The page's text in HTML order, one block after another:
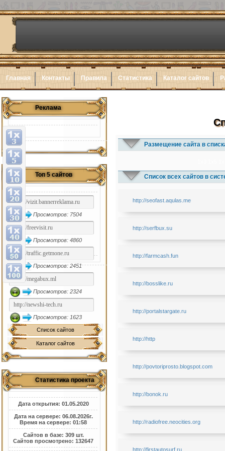
Главная Контакты Правила Статистика Каталог сайтов
Реклама
Топ 5 сайтов
Просмотров: 7504
Просмотров: 4860
Просмотров: 2451
Просмотров: 2324
Просмотров: 1623
Список сайтов
Каталог сайтов
Статистика проекта
Дата открытия: 01.05.2020
Дата на сервере: 06.08.2026г.
Время на сервере: 01:58
Сайтов в базе: 309 шт.
Сайтов просмотрено: 132647
Размещение сайта в
Список всех сайтов в
http://seofast.aqulas.me
http://serfbux.su
http://farmcash.fun
http://bosslike.ru
http://portalstargate.ru
http://http
http://povtoriprosto.blogspot.com
http://bonok.ru
http://radiofree.neocities.org
http://firstautosurf.ru